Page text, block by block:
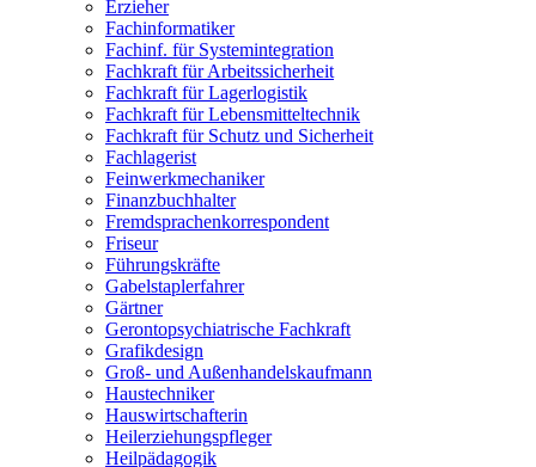
Erzieher
Fachinformatiker
Fachinf. für Systemintegration
Fachkraft für Arbeitssicherheit
Fachkraft für Lagerlogistik
Fachkraft für Lebensmitteltechnik
Fachkraft für Schutz und Sicherheit
Fachlagerist
Feinwerkmechaniker
Finanzbuchhalter
Fremdsprachenkorrespondent
Friseur
Führungskräfte
Gabelstaplerfahrer
Gärtner
Gerontopsychiatrische Fachkraft
Grafikdesign
Groß- und Außenhandelskaufmann
Haustechniker
Hauswirtschafterin
Heilerziehungspfleger
Heilpädagogik